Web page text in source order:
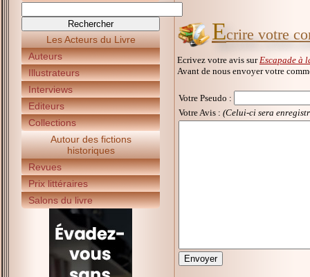
Les Acteurs du Livre
Auteurs
Illustrateurs
Interviews
Editeurs
Collections
Autour des fictions
historiques
Revues
Prix littéraires
Salons du livre
Ecrire votre
Ecrivez votre avis sur Escapade à
Avant de nous envoyer votre
Votre Pseudo :
Votre Avis : (Celui-ci sera